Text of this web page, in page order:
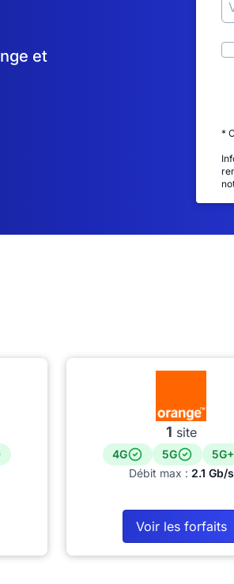
et
*
1 site
4G 5G
5G+
Débit max : 2.1 Gb/s
Voir les forfaits